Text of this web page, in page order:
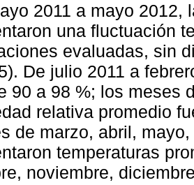
2011 a mayo 2012,
una fluctuación
evaluadas, sin
De julio 2011 a
90 a 98 %; los meses
relativa promedio
de marzo, abril,
temperaturas
noviembre,